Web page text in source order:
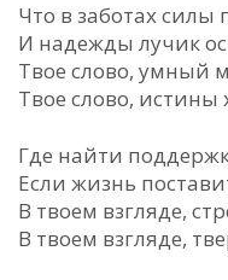
Что в заботах силы
И надежды лучик
Твое слово, умный
Твое слово, истины
Где найти
Если жизнь
В твоем взгляде,
В твоем взгляде,